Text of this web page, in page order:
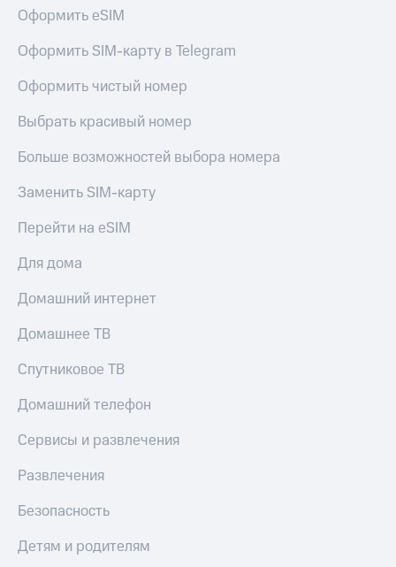
Контакты
деловая этика
Оформить eSIM
Оформить SIM-карту в Telegram
Оформить чистый номер
Выбрать красивый номер
Больше возможностей выбора номера
Заменить SIM-карту
Перейти на eSIM
Для дома
Домашний интернет
Домашнее ТВ
Спутниковое ТВ
Домашний телефон
Сервисы и развлечения
Развлечения
Безопасность
Детям и родителям